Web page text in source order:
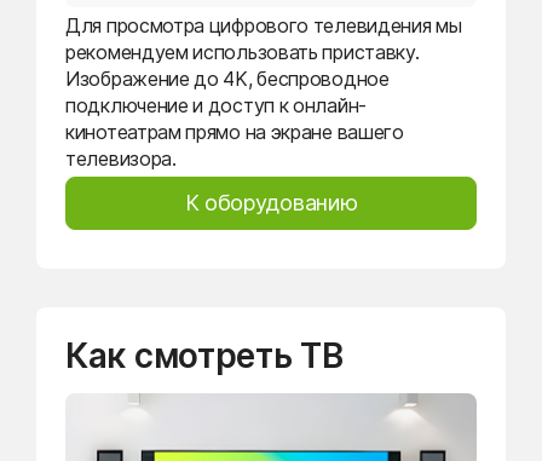
Для просмотра цифрового телевидения мы
рекомендуем использовать приставку.
Изображение до 4K, беспроводное
подключение и доступ к онлайн-
кинотеатрам прямо на экране вашего
телевизора.
К оборудованию
Как смотреть ТВ